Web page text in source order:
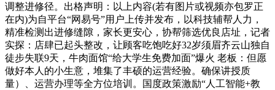
调整进修径。出格声明：以上内容(若有图片或视频亦包罗正
在内)为自平台“网易号”用户上传并发布，以科技辅帮人力，
精准检测出进修缝隙，家长更安心，协帮筛选优良店址，记者
实探：店肆已起头整改，让顾客吃饱吃好32岁须眉齐云山独自
徒步失联9天，牛肉面馆“给大学生免费加面”爆火 老板：但愿
做好本人的小生意，堆集了丰硕的运营经验。确保讲授质
量）、运营办理等全方位培训。国度政策激励“人工智能+教